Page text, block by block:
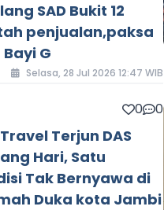
SAD Bukit 12
penjualan,paksa
G
Selasa, 28 Jul 2026 12:47 WIB
0 0
Terjun DAS
Hari, Satu
Tak Bernyawa di
Duka kota Jambi